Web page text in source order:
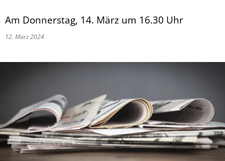
Am Donnerstag, 14. März um 16.30 Uhr
12. März 2024